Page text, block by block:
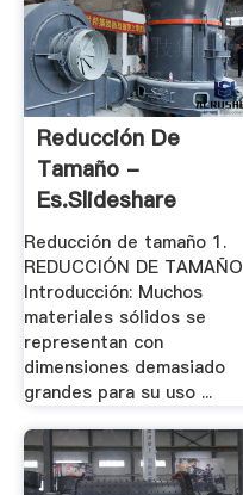
Reducción De
Tamaño -
Es.slideshare
Reducción de tamaño 1.
REDUCCIÓN DE TAMAÑO
Introducción: Muchos
materiales sólidos se
representan con
dimensiones demasiado
grandes para su uso ...